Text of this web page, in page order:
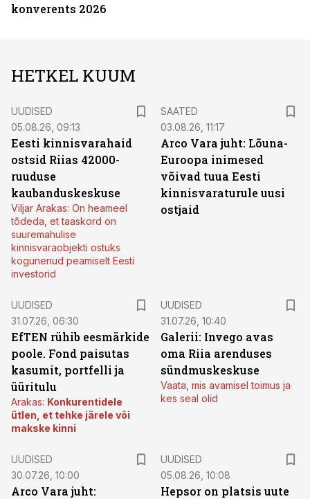
konverents 2026
HETKEL KUUM
UUDISED
05.08.26, 09:13
Eesti kinnisvarahaid
ostsid Riias 42000-
ruuduse
kaubanduskeskuse
Viljar Arakas: On heameel
tõdeda, et taaskord on
suuremahulise
kinnisvaraobjekti ostuks
kogunenud peamiselt Eesti
investorid
SAATED
03.08.26, 11:17
Arco Vara juht: Lõuna-
Euroopa inimesed
võivad tuua Eesti
kinnisvaraturule uusi
ostjaid
UUDISED
31.07.26, 06:30
EfTEN rühib eesmärkide
poole. Fond paisutas
kasumit, portfelli ja
üüritulu
Arakas: Konkurentidele
ütlen, et tehke järele või
makske kinni
UUDISED
31.07.26, 10:40
Galerii: Invego avas
oma Riia arenduses
sündmuskeskuse
Vaata, mis avamisel toimus ja
kes seal olid
UUDISED
30.07.26, 10:00
Arco Vara juht:
UUDISED
05.08.26, 10:08
Hepsor on platsis uute